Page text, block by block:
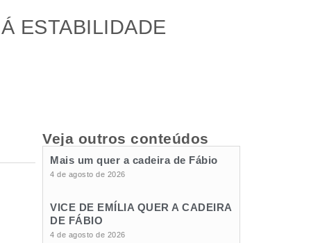
ESTABILIDADE
Veja outros conteúdos
Mais um quer a cadeira de Fábio
4 de agosto de 2026
VICE DE EMÍLIA QUER A CADEIRA
DE FÁBIO
4 de agosto de 2026